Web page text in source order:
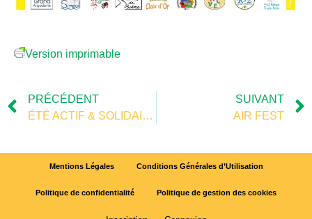
Version imprimable
PRÉCÉDENT
ÉTÉ ACTIF & SOLIDAIRE
SUIVANT
AIR FEST
Mentions Légales Conditions Générales d’Utilisation
Politique de confidentialité Politique de gestion des cookies